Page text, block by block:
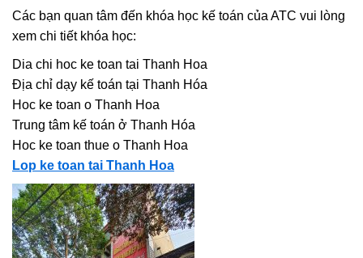
Các bạn quan tâm đến khóa học kế toán của ATC vui lòng
xem chi tiết khóa học:
Dia chi hoc ke toan tai Thanh Hoa
Địa chỉ dạy kế toán tại Thanh Hóa
Hoc ke toan o Thanh Hoa
Trung tâm kế toán ở Thanh Hóa
Hoc ke toan thue o Thanh Hoa
Lop ke toan tai Thanh Hoa